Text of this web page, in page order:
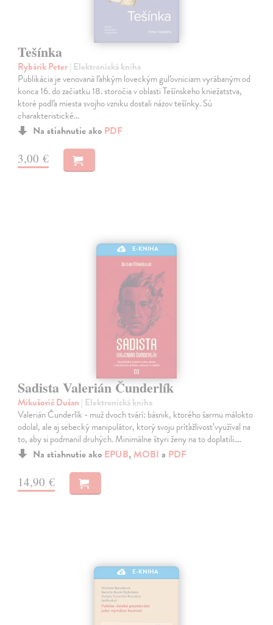
Tešínka
Rybárik Peter| Elektronická kniha
Publikácia je venovaná ľahkým loveckým guľovniciam vyrábaným od
konca 16. do začiatku 18. storočia v oblasti Tešínskeho kniežatstva,
ktoré podľa miesta svojho vzniku dostali názov tešínky. Sú
charakteristické…
Na stiahnutie ako PDF
3,00 €
E-KNIHA
Sadista Valerián Čunderlík
Mikušovič Dušan | Elektronická kniha
Valerián Čunderlík - muž dvoch tvárí: básnik, ktorého šarmu málokto
odolal, ale aj sebecký manipulátor, ktorý svoju príťažlivosť využíval na
to, aby si podmanil druhých. Minimálne štyri ženy na to doplatili.…
Na stiahnutie ako EPUB, MOBI a PDF
14,90 €
E-KNIHA